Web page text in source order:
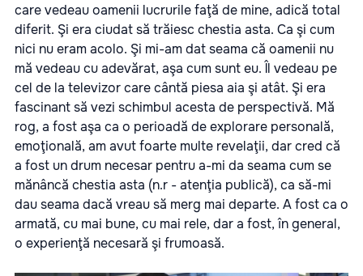
care vedeau oamenii lucrurile faţă de mine, adică total
diferit. Şi era ciudat să trăiesc chestia asta. Ca şi cum
nici nu eram acolo. Şi mi-am dat seama că oamenii nu
mă vedeau cu adevărat, aşa cum sunt eu. Îl vedeau pe
cel de la televizor care cântă piesa aia şi atât. Şi era
fascinant să vezi schimbul acesta de perspectivă. Mă
rog, a fost aşa ca o perioadă de explorare personală,
emoţională, am avut foarte multe revelaţii, dar cred că
a fost un drum necesar pentru a-mi da seama cum se
mănâncă chestia asta (n.r - atenţia publică), ca să-mi
dau seama dacă vreau să merg mai departe. A fost ca o
armată, cu mai bune, cu mai rele, dar a fost, în general,
o experienţă necesară şi frumoasă.